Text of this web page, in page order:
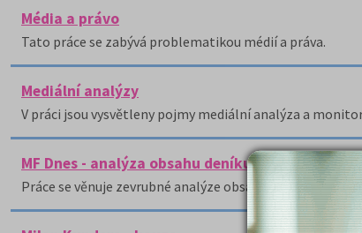
Média a právo
Tato práce se zabývá problematikou médií a práva.
Mediální analýzy
V práci jsou vysvětleny pojmy mediální analýza a
MF Dnes - analýza obsahu deníku
Práce se věnuje zevrubné analýze obsahu celostátního